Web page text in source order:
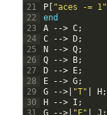
21
22
23
24
25
26
27
28
29
30
31
P
"aces -= 1"
end
A
--> C;
C
--> D;
N
--> Q;
Q
--> B;
D
--> E;
E
--> G;
G
--> "T" H ;
H
--> I ;
G
--> "F" J ;